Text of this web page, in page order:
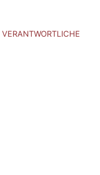
VERANTWORTLICHE